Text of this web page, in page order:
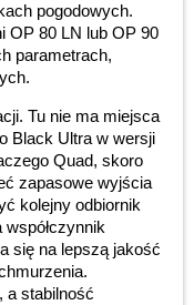
pogodowych.
OP 80 LN lub OP 90
parametrach,
Tu nie ma miejsca
Black Ultra w wersji
Quad, skoro
zapasowe wyjścia
kolejny odbiornik
się na lepszą jakość
a stabilność